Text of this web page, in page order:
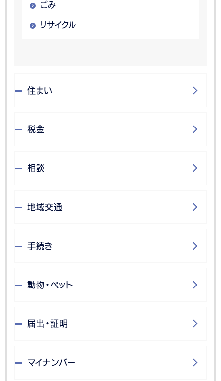
ごみ
リサイクル
住まい
税金
相談
地域交通
手続き
動物・ペット
届出・証明
マイナンバー